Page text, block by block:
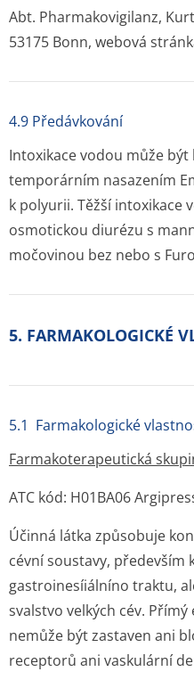
Abt. Pharmakovigilanz,
53175 Bonn, webová
4.9 Předávkování
Intoxikace vodou může
temporárním nasazením
k polyurii. Těžší intoxikace
osmotickou diurézu s
močovinou bez nebo s
5. FARMAKOLOGICKÉ
5.1 Farmakologické
Farmakoterape­utická
ATC kód: H01BA06
Účinná látka způsobuje
cévní soustavy, především
gastroinesíiálníno traktu,
svalstvo velkých cév.
nemůže být zastaven ani
receptorů ani vaskulární